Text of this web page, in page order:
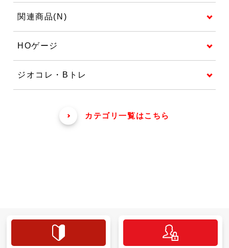
関連商品(N)
HOゲージ
ジオコレ・Bトレ
カテゴリ一覧はこちら